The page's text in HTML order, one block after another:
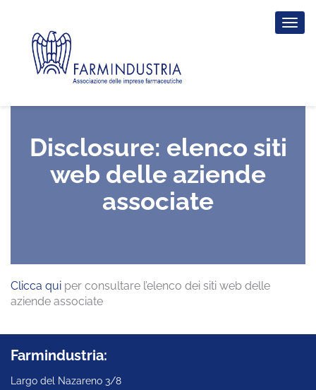
Disclosure: elenco siti
web delle aziende
associate
Clicca qui per consultare l’elenco dei siti web delle
aziende associate
Farmindustria:
Largo del Nazareno 3/8